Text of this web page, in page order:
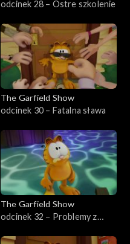
odcinek 28 – Ostre szkolenie
The Garfield Show
odcinek 30 – Fatalna sława
The Garfield Show
odcinek 32 – Problemy z